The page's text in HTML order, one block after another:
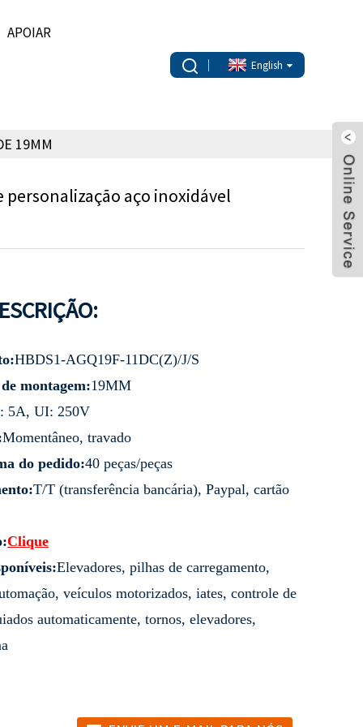
APOIAR
English
19MM
aço inoxidável
HBDS1-AGQ19F-11DC(Z)/J/S
montagem:19MM
5A, UI: 250V
Momentâneo, travado
do pedido:40 peças/peças
T/T (transferência bancária), Paypal, cartão
Clique
Elevadores, pilhas de carregamento,
veículos motorizados, iates, controle de
automaticamente, tornos, elevadores,